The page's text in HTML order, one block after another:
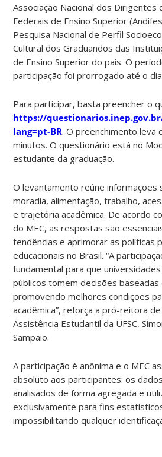
Associação Nacional dos Dirigentes
Federais de Ensino Superior
Pesquisa Nacional de Perfil
Cultural dos Graduandos das
de Ensino Superior do país. O
participação foi prorrogado até o
Para participar, basta preencher o
https://
lang=pt-BR. O preenchimento leva
minutos. O questionário está no
estudante da graduação.
O levantamento reúne informações
moradia, alimentação, trabalho,
e trajetória acadêmica. De acordo
do MEC, as respostas são
tendências e aprimorar as políticas
educacionais no Brasil. “A
fundamental para que
públicos tomem decisões baseadas
promovendo melhores condições
acadêmica”, reforça a pró-reitora
Assistência Estudantil da UFSC,
Sampaio.
A participação é anônima e o MEC
absoluto aos participantes: os
analisados de forma agregada e
exclusivamente para fins
impossibilitando qualquer